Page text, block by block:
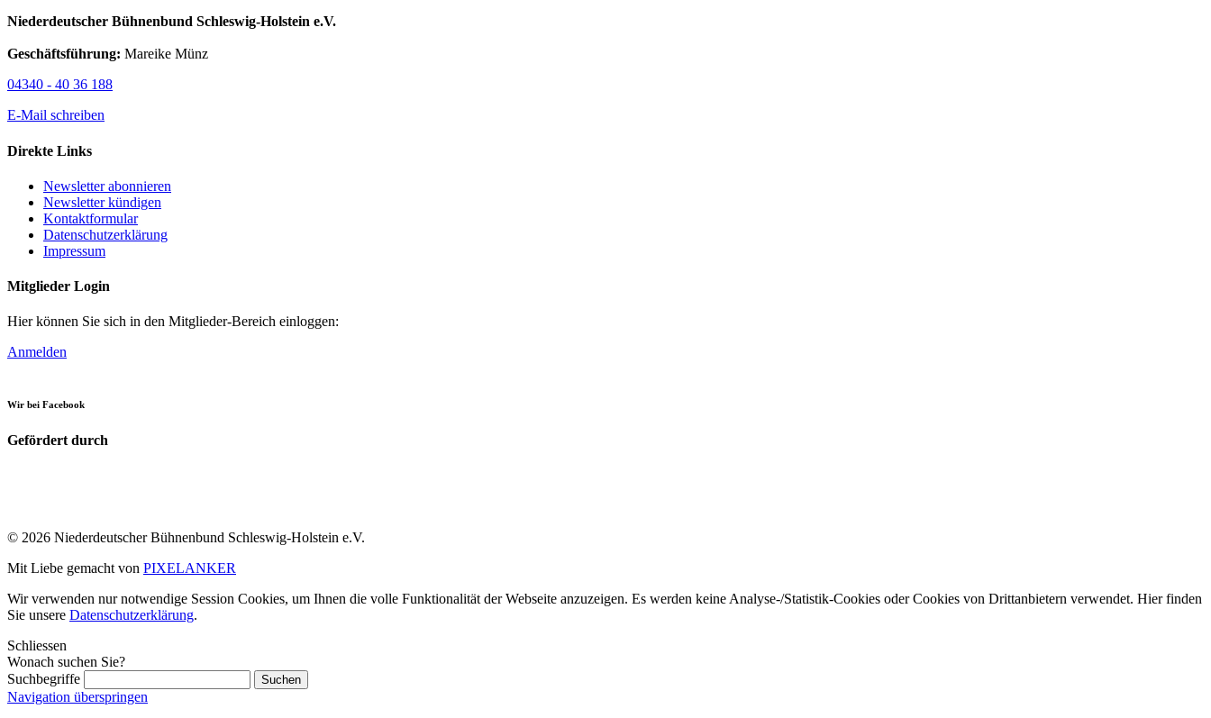
Niederdeutscher Bühnenbund Schleswig-Holstein e.V.
Geschäftsführung: Mareike Münz
04340 - 40 36 188
E-Mail schreiben
Direkte Links
Newsletter abonnieren
Newsletter kündigen
Kontaktformular
Datenschutzerklärung
Impressum
Mitglieder Login
Hier können Sie sich in den Mitglieder-Bereich einloggen:
Anmelden
Wir bei Facebook
Gefördert durch
© 2026 Niederdeutscher Bühnenbund Schleswig-Holstein e.V.
Mit Liebe gemacht von PIXELANKER
Wir verwenden nur notwendige Session Cookies, um Ihnen die volle Funktionalität der Webseite anzuzeigen. Es werden keine Analyse-/Statistik-Cookies oder Cookies von Drittanbietern verwendet. Hier finden
Sie unsere Datenschutzerklärung.
Schliessen
Wonach suchen Sie?
Suchbegriffe
Navigation überspringen